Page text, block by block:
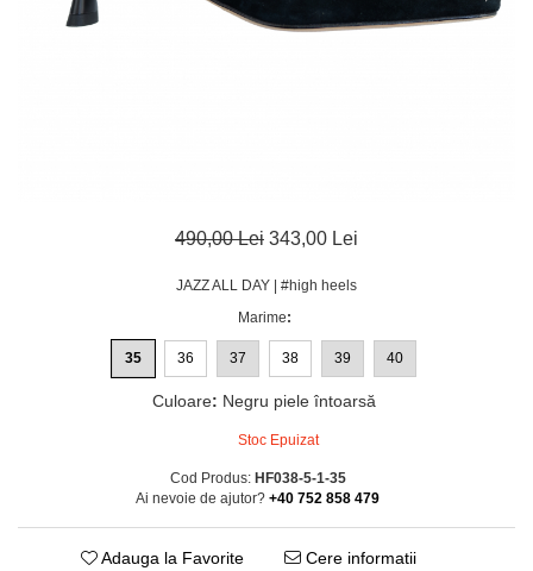
490,00 Lei 343,00 Lei
JAZZ ALL DAY | #high heels
Marime:
35 36 37 38 39 40
Culoare: Negru piele întoarsă
Stoc Epuizat
Cod Produs: HF038-5-1-35
Ai nevoie de ajutor? +40 752 858 479
Adauga la Favorite Cere informatii